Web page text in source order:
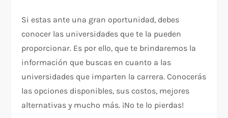
Si estas ante una gran oportunidad, debes
conocer las universidades que te la pueden
proporcionar. Es por ello, que te brindaremos la
información que buscas en cuanto a las
universidades que imparten la carrera. Conocerás
las opciones disponibles, sus costos, mejores
alternativas y mucho más. ¡No te lo pierdas!